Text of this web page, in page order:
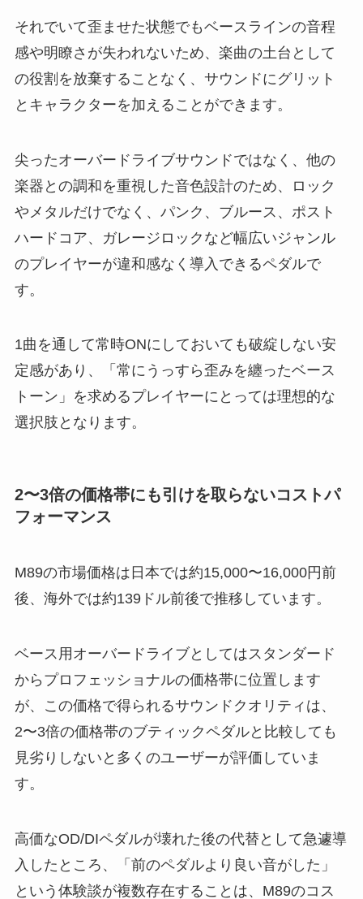
それでいて歪ませた状態でもベースラインの音程
感や明瞭さが失われないため、楽曲の土台として
の役割を放棄することなく、サウンドにグリット
とキャラクターを加えることができます。
尖ったオーバードライブサウンドではなく、他の
楽器との調和を重視した音色設計のため、ロック
やメタルだけでなく、パンク、ブルース、ポスト
ハードコア、ガレージロックなど幅広いジャンル
のプレイヤーが違和感なく導入できるペダルで
す。
1曲を通して常時ONにしておいても破綻しない安
定感があり、「常にうっすら歪みを纏ったベース
トーン」を求めるプレイヤーにとっては理想的な
選択肢となります。
2〜3倍の価格帯にも引けを取らないコストパ
フォーマンス
M89の市場価格は日本では約15,000〜16,000円前
後、海外では約139ドル前後で推移しています。
ベース用オーバードライブとしてはスタンダード
からプロフェッショナルの価格帯に位置します
が、この価格で得られるサウンドクオリティは、
2〜3倍の価格帯のブティックペダルと比較しても
見劣りしないと多くのユーザーが評価していま
す。
高価なOD/DIペダルが壊れた後の代替として急遽導
入したところ、「前のペダルより良い音がした」
という体験談が複数存在することは、M89のコス